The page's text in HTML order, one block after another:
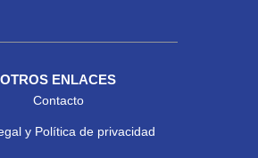
OTROS ENLACES
Contacto
y Política de privacidad